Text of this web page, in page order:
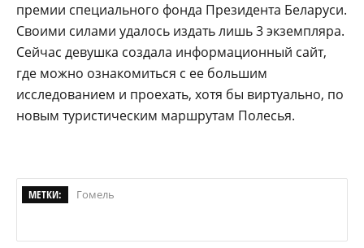
премии специального фонда Президента Беларуси.
Своими силами удалось издать лишь 3 экземпляра.
Сейчас девушка создала информационный сайт,
где можно ознакомиться с ее большим
исследованием и проехать, хотя бы виртуально, по
новым туристическим маршрутам Полесья.
МЕТКИ: Гомель